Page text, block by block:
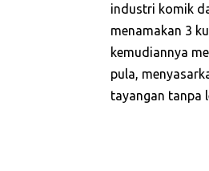
industri komik
menamakan 3
kemudiannya
pula,
tayangan tanpa